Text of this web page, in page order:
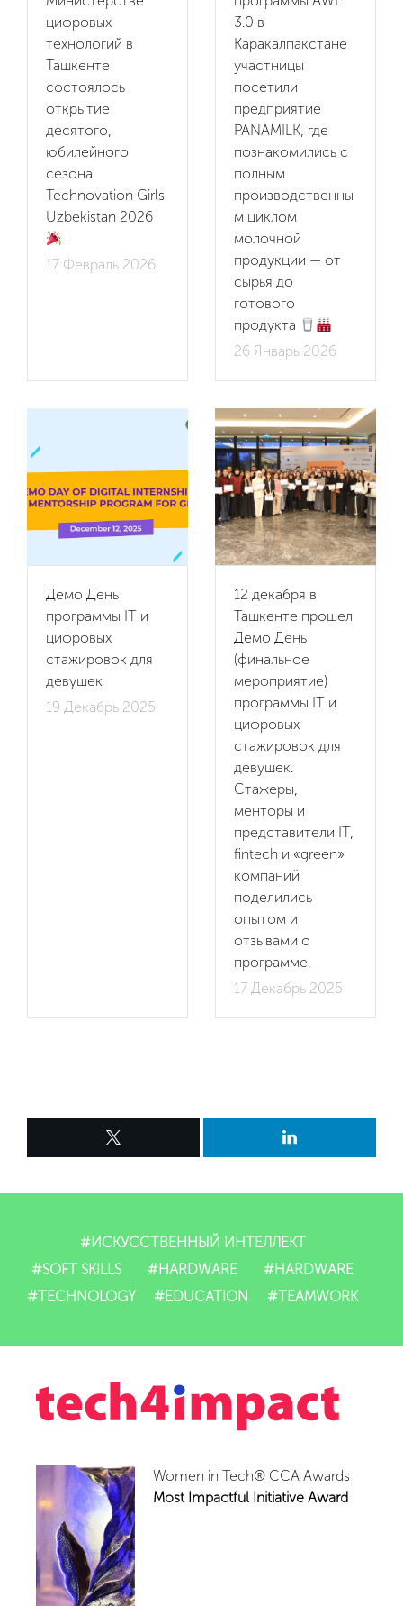
цифровых
технологий в
Ташкенте
состоялось
открытие
десятого,
юбилейного
сезона
Technovation Girls
Uzbekistan 2026
17 Февраль 2026
3.0 в
Каракалпакстане
участницы
посетили
предприятие
PANAMILK, где
познакомились с
полным
производственны
м циклом
молочной
продукции — от
сырья до
готового
продукта
26 Январь 2026
Демо День
программы IT и
цифровых
стажировок для
девушек
19 Декабрь 2025
12 декабря в
Ташкенте прошел
Демо День
(финальное
мероприятие)
программы IT и
цифровых
стажировок для
девушек.
Стажеры,
менторы и
представители IT,
fintech и «green»
компаний
поделились
опытом и
отзывами о
программе.
17 Декабрь 2025
#ИСКУССТВЕННЫЙ ИНТЕЛЛЕКТ
#SOFT SKILLS
#HARDWARE
#HARDWARE
#TECHNOLOGY
#EDUCATION #TEAMWORK
Women in Tech® CCA Awards
Most Impactful Initiative Award